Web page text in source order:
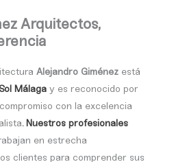
Arquitectos,
Alejandro Giménez está
Málaga y es reconocido por
con la excelencia
. Nuestros profesionales
en estrecha
clientes para comprender sus